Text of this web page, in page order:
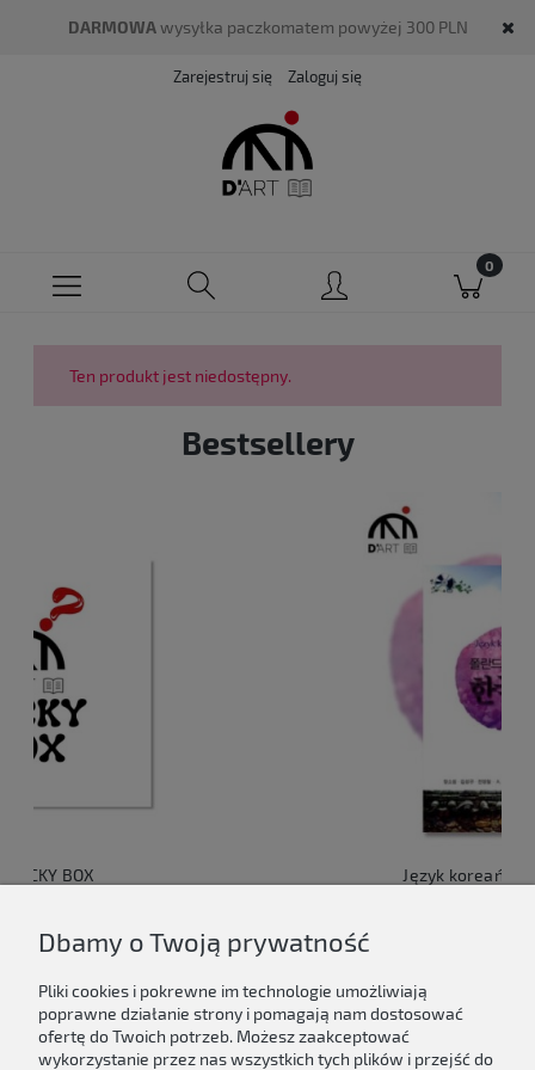
DARMOWAwysyłka paczkomatem powyżej 300 PLN
Zarejestruj się Zaloguj się
Ten produkt jest niedostępny.
Bestsellery
Język koreański dla Polaków 1
Do koszyka
Dbamy o Twoją prywatność
Pliki cookies i pokrewne im technologie umożliwiają
poprawne działanie strony i pomagają nam dostosować
ofertę do Twoich potrzeb. Możesz zaakceptować
wykorzystanie przez nas wszystkich tych plików i przejść do